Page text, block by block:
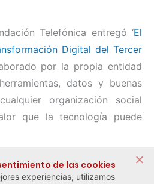
Telefónica entregó ‘El
Digital del Tercer
por la propia entidad
datos y buenas
organización social
que la tecnología puede
de las cookies
experiencias, utilizamos